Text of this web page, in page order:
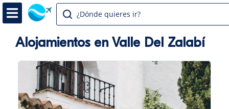
¿Dónde quieres ir?
Alojamientos en Valle Del Zalabí